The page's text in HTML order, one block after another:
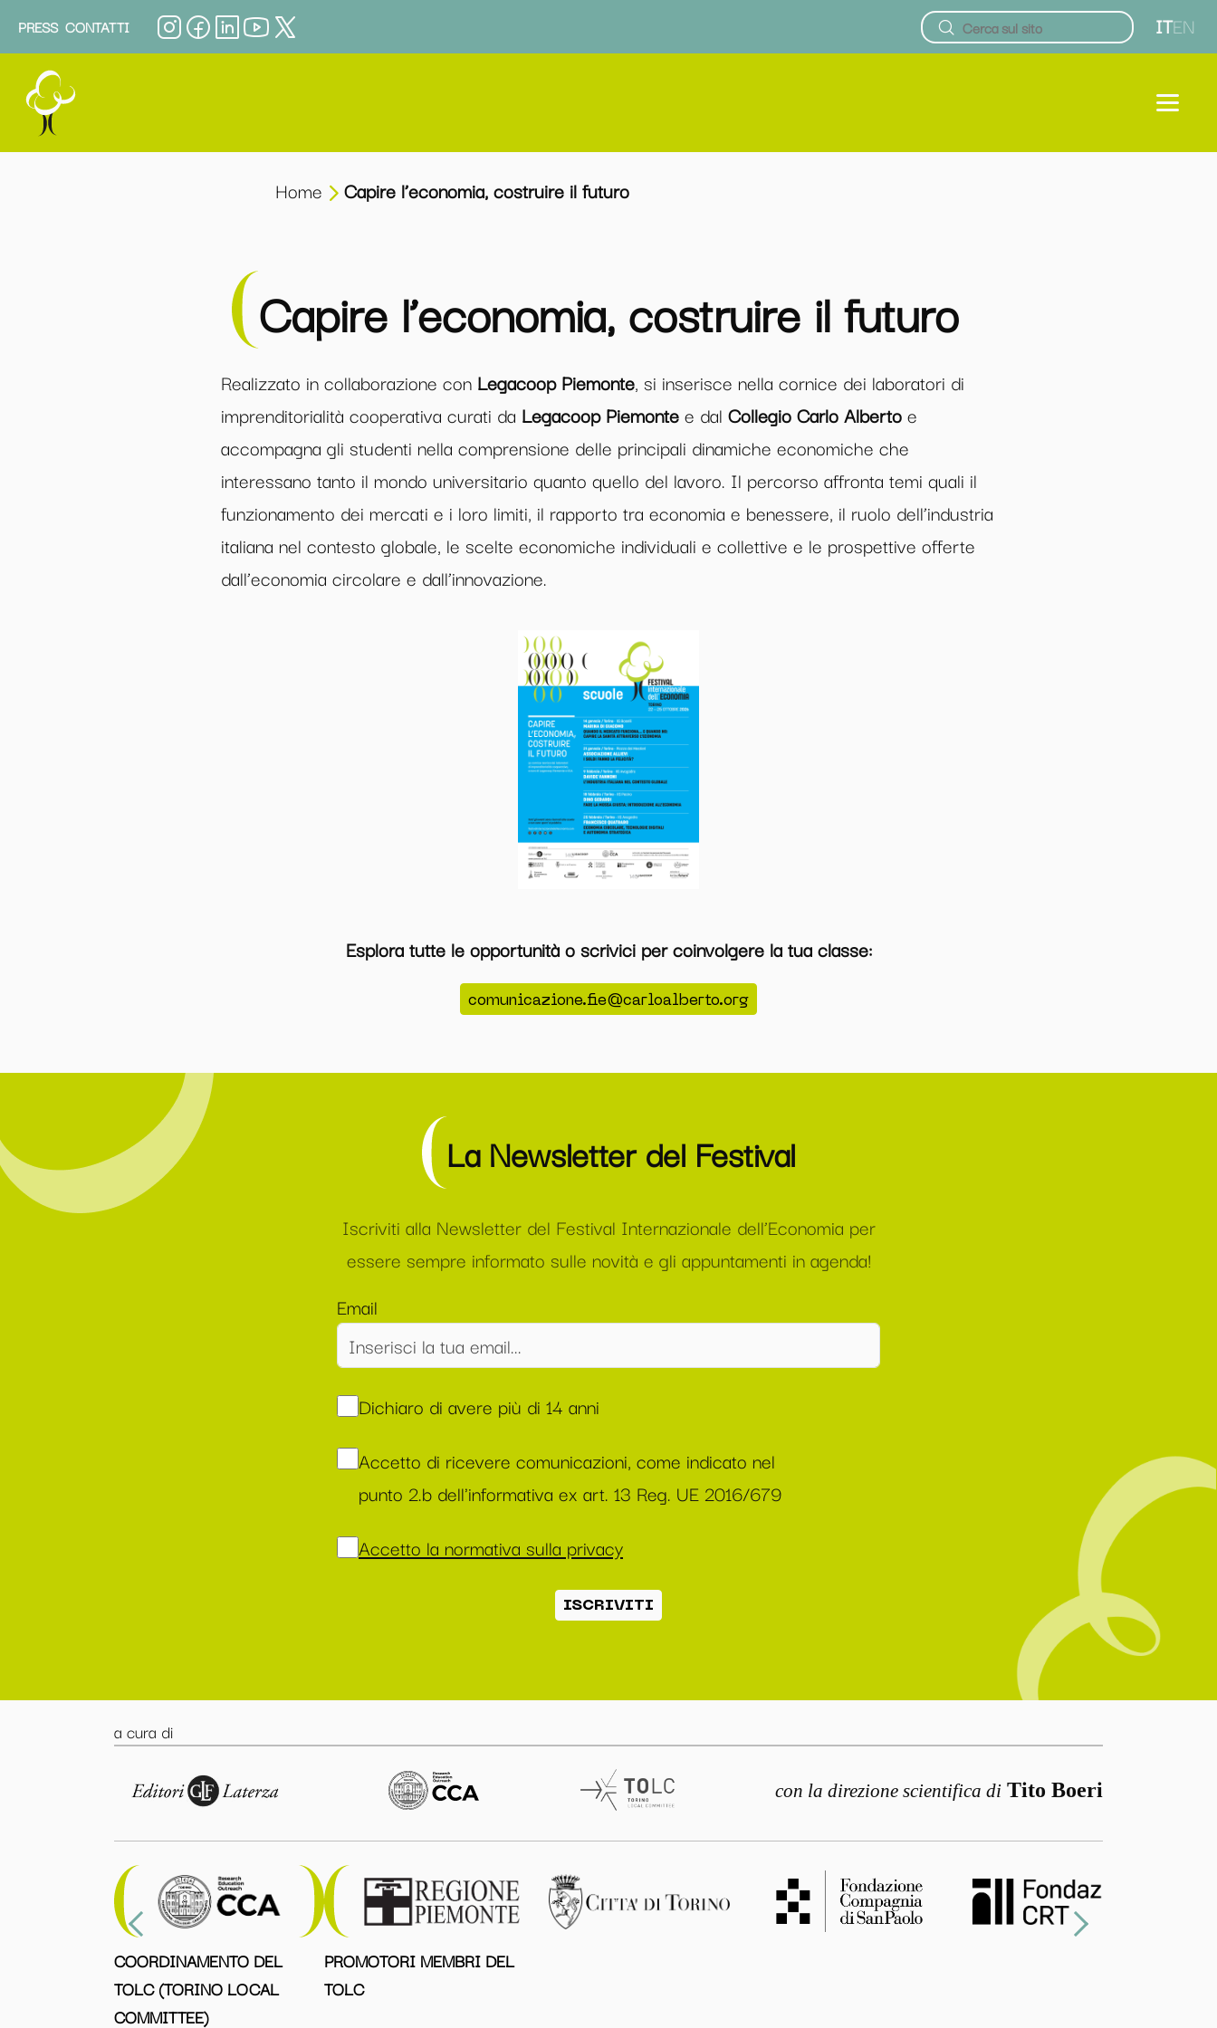
PRESS CONTATTI ITEN
Home Capire l’economia, costruire il futuro
Capire l’economia, costruire il futuro
Realizzato in collaborazione con Legacoop Piemonte, si inserisce nella cornice dei laboratori di
imprenditorialità cooperativa curati da Legacoop Piemontee dal Collegio Carlo Albertoe
accompagna gli studenti nella comprensione delle principali dinamiche economiche che
interessano tanto il mondo universitario quanto quello del lavoro. Il percorso affronta temi quali il
funzionamento dei mercati e i loro limiti, il rapporto tra economia e benessere, il ruolo dell’industria
italiana nel contesto globale, le scelte economiche individuali e collettive e le prospettive offerte
dall’economia circolare e dall’innovazione.
Esplora tutte le opportunità o scrivici per coinvolgere la tua classe:
comunicazione.fie@carloalberto.org
La Newsletter del Festival
Iscriviti alla Newsletter del Festival Internazionale dell’Economia per
essere sempre informato sulle novità e gli appuntamenti in agenda!
Email
Dichiaro di avere più di 14 anni
Accetto di ricevere comunicazioni, come indicato nel
punto 2.b dell'informativa ex art. 13 Reg. UE 2016/679
Accetto la normativa sulla privacy
ISCRIVITI
a cura di
con la direzione scientifica di Tito Boeri
COORDINAMENTO DEL
TOLC (TORINO LOCAL
COMMITTEE)
PROMOTORI MEMBRI DEL
TOLC